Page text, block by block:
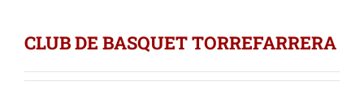
CLUB DE BASQUET TORREFARRERA